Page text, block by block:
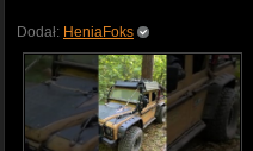
Dodał: HeniaFoks